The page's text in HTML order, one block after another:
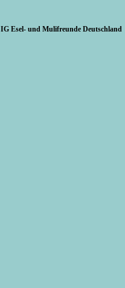
IG Esel- und Mulifreunde Deutschland